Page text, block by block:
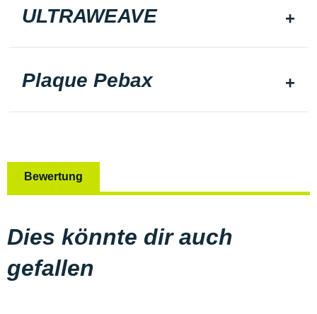
ULTRAWEAVE
Plaque Pebax
Bewertung
Dies könnte dir auch
gefallen